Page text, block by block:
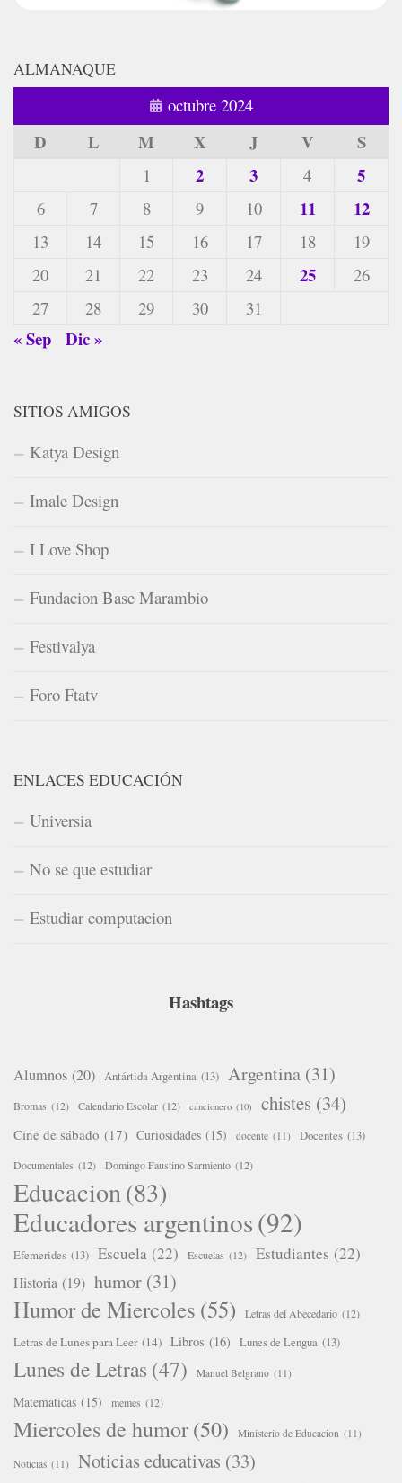
ALMANAQUE
octubre 2024
D L M X J V S
1 2 3 4 5
6 7 8 9 10 11 12
13 14 15 16 17 18
19
20
21 22 23 24 25
26
27
28 29 30 31
« Sep Dic »
SITIOS AMIGOS
Katya Design
Imale Design
I Love Shop
Fundacion Base Marambio
Festivalya
Foro Ftatv
ENLACES EDUCACIÓN
Universia
No se que estudiar
Estudiar computacion
Hashtags
Alumnos (20) Antártida Argentina (13) Argentina (31)
Bromas (12) Calendario Escolar (12) cancionero (10) chistes (34)
Cine de sábado (17) Curiosidades (15) docente (11) Docentes (13)
Documentales (12) Domingo Faustino Sarmiento (12)
Educacion(83)
Educadores argentinos(92)
Efemerides (13) Escuela (22) Escuelas (12) Estudiantes (22)
Historia (19) humor (31)
Humor de Miercoles (55) Letras del Abecedario (12)
Letras de Lunes para Leer (14) Libros (16) Lunes de Lengua (13)
Lunes de Letras (47) Manuel Belgrano (11)
Matematicas (15) memes (12)
Miercoles de humor(50) Ministerio de Educacion (11)
Noticias (11) Noticias educativas (33)